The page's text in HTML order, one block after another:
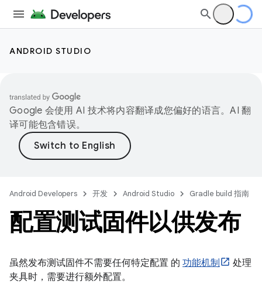
ANDROID STUDIO
Google 会使用 AI 技术将内容翻译成您偏好的语言。AI 翻
译可能包含错误。
Android Developers 开发 Android Studio Gradle build 指南
配置测试固件以供发布
虽然发布测试固件不需要任何特定配置 的 功能机制
处理
夹具时，需要进行额外配置。